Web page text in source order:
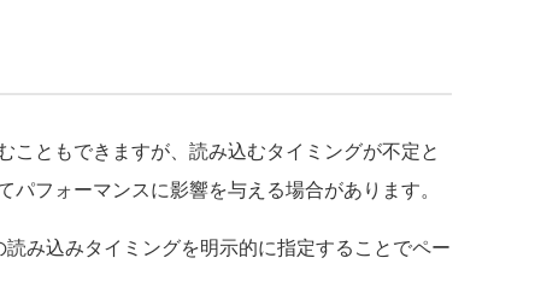
こともできますが、読み込むタイミングが不定と
フォーマンスに影響を与える場合があります。
み込みタイミングを明示的に指定することでペー